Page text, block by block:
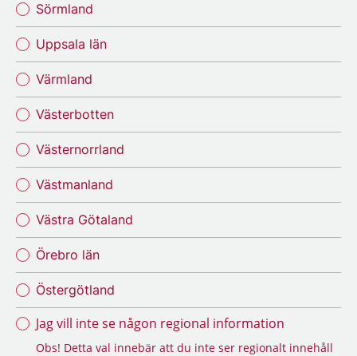
Sörmland
Uppsala län
Värmland
Västerbotten
Västernorrland
Västmanland
Västra Götaland
Örebro län
Östergötland
Jag vill inte se någon regional information
Obs! Detta val innebär att du inte ser regionalt innehåll